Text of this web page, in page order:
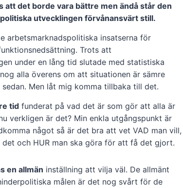
att det borde vara bättre men ändå står den
utvecklingen förvånansvärt still.
arbetsmarknadspolitiska insatserna för
Trots att
under en lång tid slutade med statistiska
alla överens om att situationen är sämre
Men låt mig komma tillbaka till det.
tid funderat på vad det är som gör att alla är
verkligen är det? Min enkla utgångspunkt är
något så är det bra att vet VAD man vill,
det och HUR man ska göra för att få det gjort.
en allmän inställning att vilja väl. De allmänt
målen är det nog svårt för de